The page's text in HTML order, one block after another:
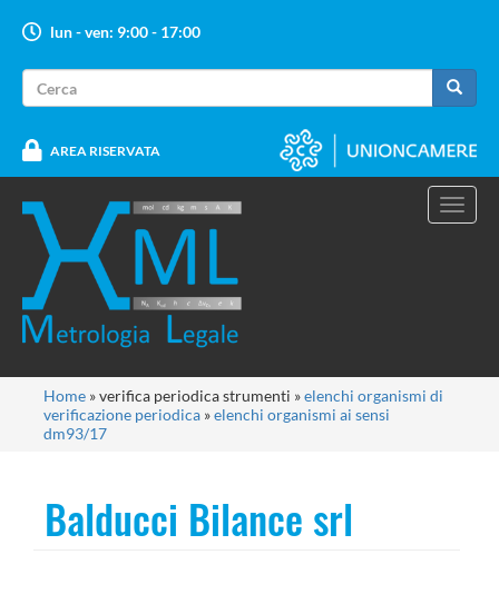
principale
lun - ven: 9:00 - 17:00
Form
di
ricerca
AREA RISERVATA
Tu
sei
Home »verifica periodica strumenti »elenchi organismi di
verificazione periodica »elenchi organismi ai sensi
dm93/17
Balducci Bilance srl